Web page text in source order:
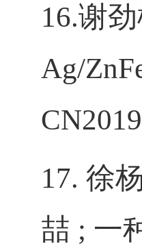
16.谢
Ag/
17. 徐
喆 ; 一